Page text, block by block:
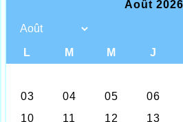
Maaike VANDER
des championnats
Elle avait déjà été sur le
l’occasion des épreuves de
meeting international de
superbe 2 ème
place, Maaike,